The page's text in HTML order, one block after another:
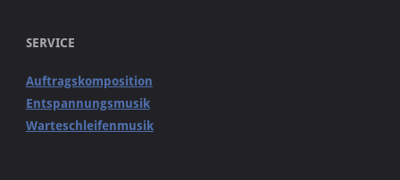
SERVICE
Auftragskomposition
Entspannungsmusik
Warteschleifenmusik